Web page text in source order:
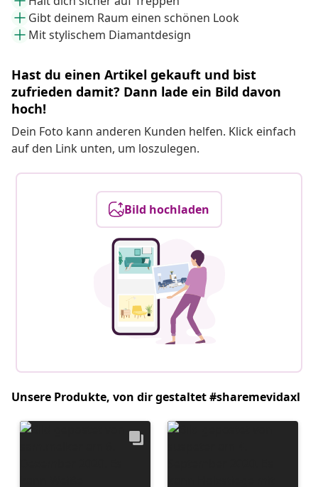
Gibt deinem Raum einen schönen Look
Mit stylischem Diamantdesign
Hast du einen Artikel gekauft und bist
zufrieden damit? Dann lade ein Bild davon
hoch!
Dein Foto kann anderen Kunden helfen. Klick einfach
auf den Link unten, um loszulegen.
Bild hochladen
Unsere Produkte, von dir gestaltet #sharemevidaxl